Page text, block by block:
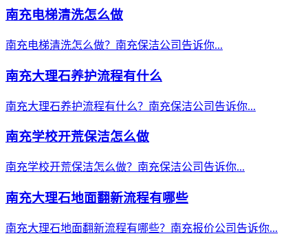
南充电梯清洗怎么做
南充电梯清洗怎么做？南充保洁公司告诉你...
南充大理石养护流程有什么
南充大理石养护流程有什么？南充保洁公司告诉你...
南充学校开荒保洁怎么做
南充学校开荒保洁怎么做？南充保洁公司告诉你...
南充大理石地面翻新流程有哪些
南充大理石地面翻新流程有哪些？南充报价公司告诉你...